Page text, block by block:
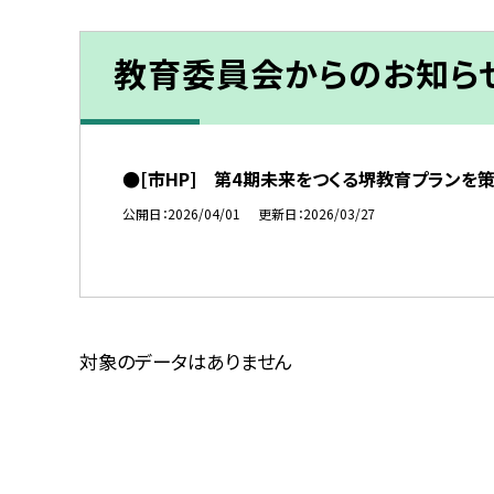
教育委員会からのお知ら
●[市HP] 第4期未来をつくる堺教育プランを策
公開日 2026/04/01 更新日 2026/03/27
対象のデータはありません